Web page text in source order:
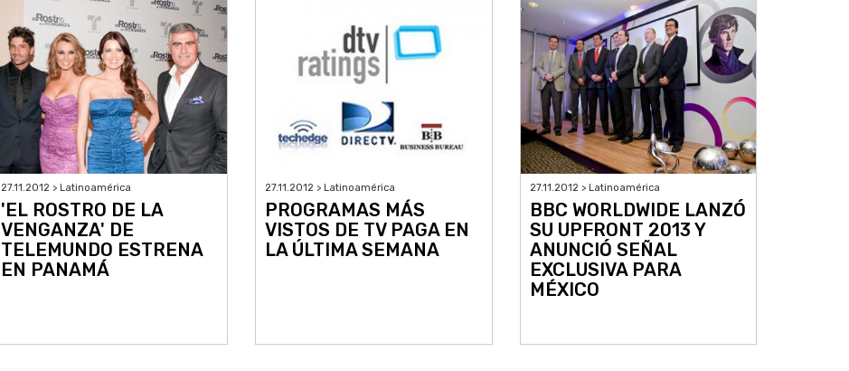
27.11.2012 > Latinoamérica
'EL ROSTRO DE LA
VENGANZA' DE
TELEMUNDO ESTRENA
EN PANAMÁ
27.11.2012 > Latinoamérica
PROGRAMAS MÁS
VISTOS DE TV PAGA EN
LA ÚLTIMA SEMANA
27.11.2012 > Latinoamérica
BBC WORLDWIDE LANZÓ
SU UPFRONT 2013 Y
ANUNCIÓ SEÑAL
EXCLUSIVA PARA
MÉXICO